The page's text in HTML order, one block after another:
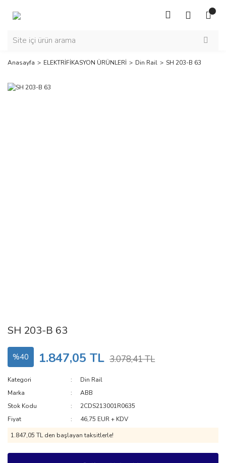
Anasayfa ELEKTRİFİKASYON ÜRÜNLERİ Din Rail SH 203-B 63
SH 203-B 63
%40 1.847,05 TL 3.078,41 TL
Kategori
Din Rail
Marka
ABB
Stok Kodu
2CDS213001R0635
Fiyat
46,75 EUR + KDV
1.847,05 TL den başlayan taksitlerle!